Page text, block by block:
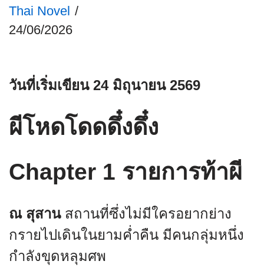
Thai Novel
24/06/2026
วันที่เริ่มเขียน 24 มิถุนายน 2569
ผีโหดโดดดึ๋งดึ๋ง
Chapter 1 รายการท้าผี
ณ สุสานสถานที่ซึ่งไม่มีใครอยากย่าง
กรายไปเดินในยามค่ำคืน มีคนกลุ่มหนึ่ง
กำลังขุดหลุมศพ